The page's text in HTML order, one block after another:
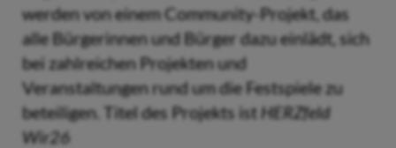
werden von einem Community-Projekt, das
alle Bürgerinnen und Bürger dazu einlädt, sich
bei zahlreichen Projekten und
Veranstaltungen rund um die Festspiele zu
beteiligen. Titel des Projekts istHERZfeld
Wir26